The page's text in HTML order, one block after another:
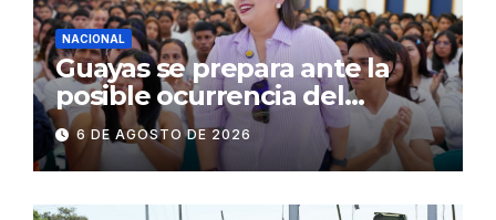
NACIONAL
Guayas se prepara ante la
posible ocurrencia del
fenómeno de El Niño:
Gobierno Nacional capacita a
2.500 jóvenes
6 DE AGOSTO DE 2026